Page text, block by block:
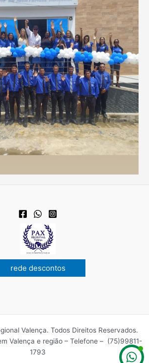
rede descontos
Valença. Todos Direitos Reservados.
Valença e região – Telefone – (75)99811-
1793